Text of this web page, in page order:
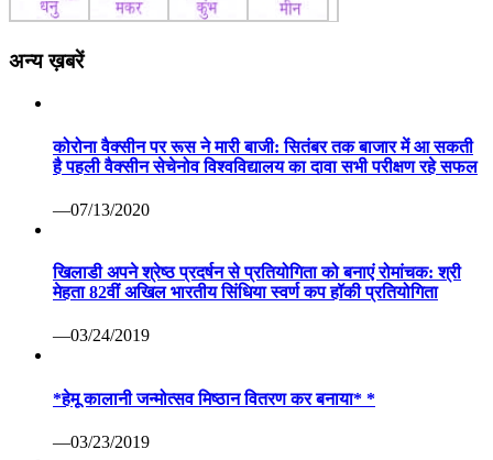
अन्य ख़बरें
कोरोना वैक्सीन पर रूस ने मारी बाजी: सितंबर तक बाजार में आ सकती
है पहली वैक्सीन सेचेनोव विश्वविद्यालय का दावा सभी परीक्षण रहे सफल
—07/13/2020
खिलाडी अपने श्रेष्ठ प्रदर्षन से प्रतियोगिता को बनाएं रोमांचक: श्री
मेहता 82वीं अखिल भारतीय सिंधिया स्वर्ण कप हॉकी प्रतियोगिता
—03/24/2019
*हेमू कालानी जन्मोत्सव मिष्ठान वितरण कर बनाया* *
—03/23/2019